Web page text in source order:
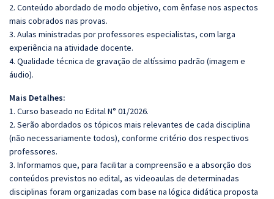
2. Conteúdo abordado de modo objetivo, com ênfase nos aspectos
mais cobrados nas provas.
3. Aulas ministradas por professores especialistas, com larga
experiência na atividade docente.
4. Qualidade técnica de gravação de altíssimo padrão (imagem e
áudio).
Mais Detalhes:
1. Curso baseado no Edital N° 01/2026.
2. Serão abordados os tópicos mais relevantes de cada disciplina
(não necessariamente todos), conforme critério dos respectivos
professores.
3. Informamos que, para facilitar a compreensão e a absorção dos
conteúdos previstos no edital, as videoaulas de determinadas
disciplinas foram organizadas com base na lógica didática proposta